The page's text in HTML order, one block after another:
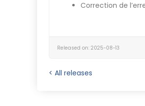
Correction de
Released on: 2025-08-13
< All releases